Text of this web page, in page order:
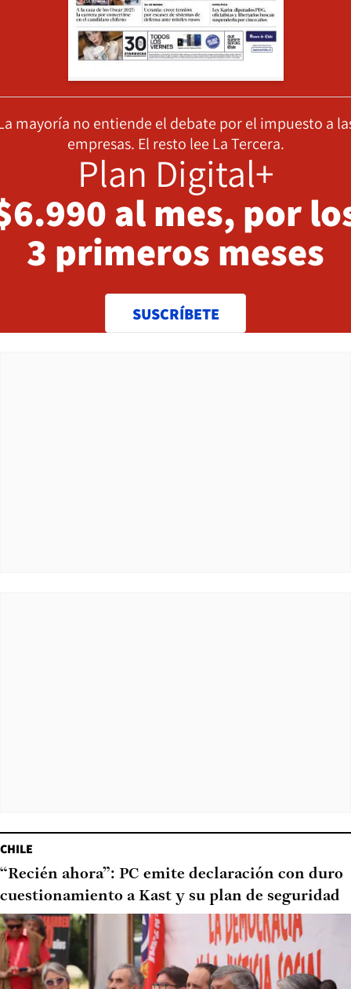
mayoría no entiende el debate por el impuesto a
empresas. El resto lee La Tercera.
Plan Digital+
al mes, por
3 primeros meses
SUSCRÍBETE
CHILE
“Recién ahora”: PC emite declaración con duro
cuestionamiento a Kast y su plan de seguridad